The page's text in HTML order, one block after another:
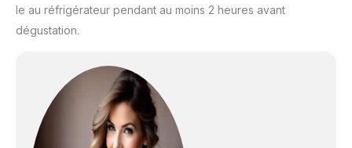
le au réfrigérateur pendant au moins 2 heures avant
dégustation.